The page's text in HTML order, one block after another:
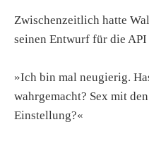
Zwischenzeitlich hatte
seinen Entwurf für die
»Ich bin mal neugierig.
wahrgemacht? Sex mit
Einstellung?«